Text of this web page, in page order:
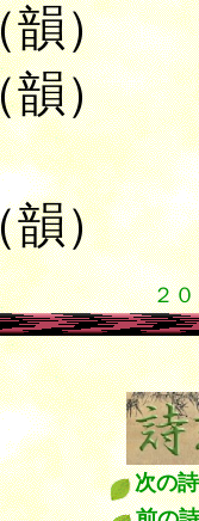
韻）
韻）
韻）
２
次の